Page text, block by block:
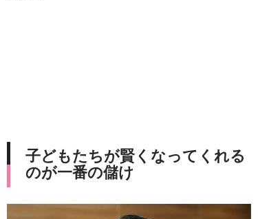
子どもたちが賢くなってくれる
のが一番の儲け